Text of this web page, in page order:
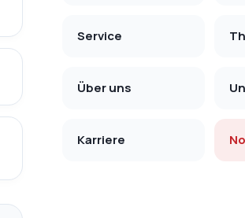
Service
Über uns
Karriere